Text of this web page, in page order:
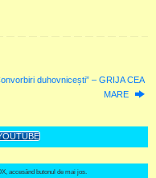
duhovnicești” – GRIJA CEA
MARE
accesând butonul de mai jos.